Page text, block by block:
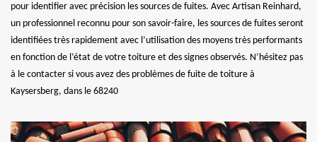
pour identifier avec précision les sources de fuites. Avec Artisan Reinhard,
un professionnel reconnu pour son savoir-faire, les sources de fuites seront
identifiées très rapidement avec l’utilisation des moyens très performants
en fonction de l’état de votre toiture et des signes observés. N’hésitez pas
à le contacter si vous avez des problèmes de fuite de toiture à
Kaysersberg, dans le 68240